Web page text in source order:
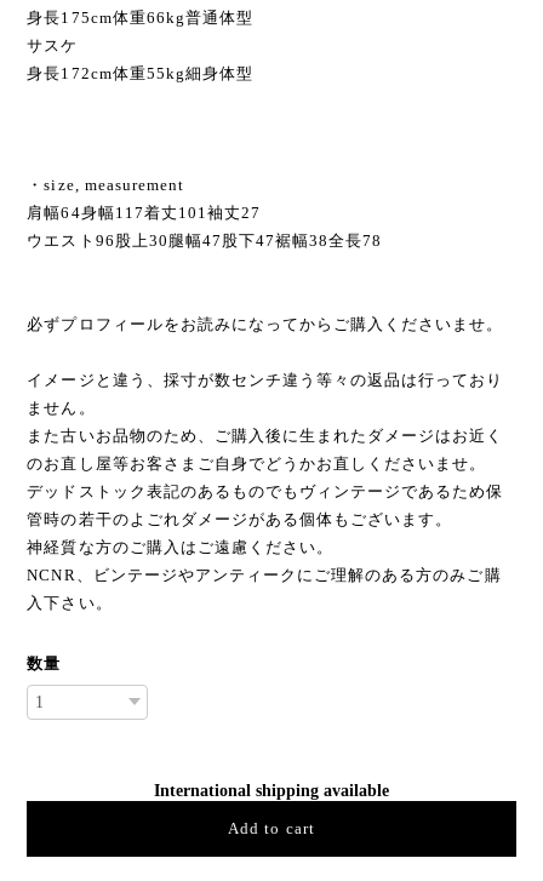
身長175cm体重66kg普通体型
サスケ
身長172cm体重55kg細身体型
・size, measurement
肩幅64身幅117着丈101袖丈27
ウエスト96股上30腿幅47股下47裾幅38全長78
必ずプロフィールをお読みになってからご購入くださいませ。
イメージと違う、採寸が数センチ違う等々の返品は行っており
ません。
また古いお品物のため、ご購入後に生まれたダメージはお近く
のお直し屋等お客さまご自身でどうかお直しくださいませ。
デッドストック表記のあるものでもヴィンテージであるため保
管時の若干のよごれダメージがある個体もございます。
神経質な方のご購入はご遠慮ください。
NCNR、ビンテージやアンティークにご理解のある方のみご購
入下さい。
数量
International shipping available
Add to cart